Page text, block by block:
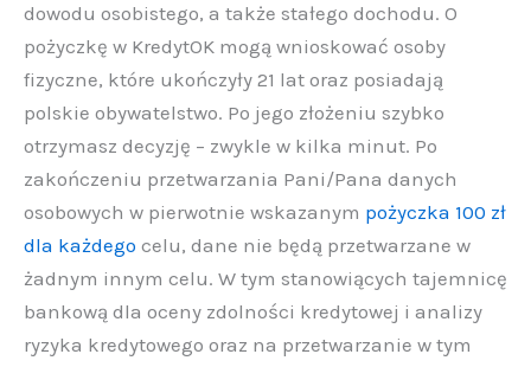
dowodu osobistego, a także stałego dochodu. O
pożyczkę w KredytOK mogą wnioskować osoby
fizyczne, które ukończyły 21 lat oraz posiadają
polskie obywatelstwo. Po jego złożeniu szybko
otrzymasz decyzję – zwykle w kilka minut. Po
zakończeniu przetwarzania Pani/Pana danych
osobowych w pierwotnie wskazanym pożyczka 100 zł
dla każdego celu, dane nie będą przetwarzane w
żadnym innym celu. W tym stanowiących tajemnicę
bankową dla oceny zdolności kredytowej i analizy
ryzyka kredytowego oraz na przetwarzanie w tym